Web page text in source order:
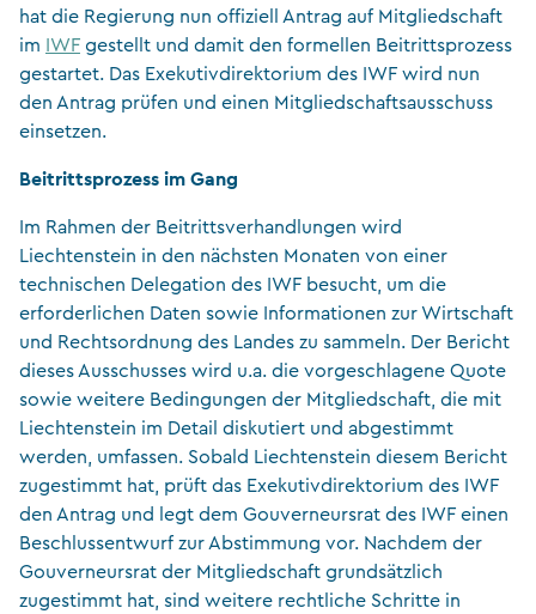
hat die Regierung nun offiziell Antrag auf Mitgliedschaft
im
IWF gestellt und damit den formellen Beitrittsprozess
gestartet. Das Exekutivdirektorium des IWF wird nun
den Antrag prüfen und einen Mitgliedschaftsausschuss
einsetzen.
Beitrittsprozess im Gang
Im Rahmen der Beitrittsverhandlungen wird
Liechtenstein in den nächsten Monaten von einer
technischen Delegation des IWF besucht, um die
erforderlichen Daten sowie Informationen zur Wirtschaft
und Rechtsordnung des Landes zu sammeln. Der Bericht
dieses Ausschusses wird u.a. die vorgeschlagene Quote
sowie weitere Bedingungen der Mitgliedschaft, die mit
Liechtenstein im Detail diskutiert und abgestimmt
werden, umfassen. Sobald Liechtenstein diesem Bericht
zugestimmt hat, prüft das Exekutivdirektorium des IWF
den Antrag und legt dem Gouverneursrat des IWF einen
Beschlussentwurf zur Abstimmung vor. Nachdem der
Gouverneursrat der Mitgliedschaft grundsätzlich
zugestimmt hat, sind weitere rechtliche Schritte in